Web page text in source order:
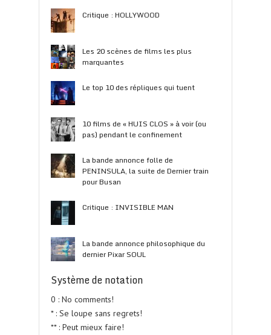
Critique : HOLLYWOOD
Les 20 scènes de films les plus
marquantes
Le top 10 des répliques qui tuent
10 films de « HUIS CLOS » à voir (ou
pas) pendant le confinement
La bande annonce folle de
PENINSULA, la suite de Dernier train
pour Busan
Critique : INVISIBLE MAN
La bande annonce philosophique du
dernier Pixar SOUL
Système de notation
0 : No comments!
* : Se loupe sans regrets!
** : Peut mieux faire!